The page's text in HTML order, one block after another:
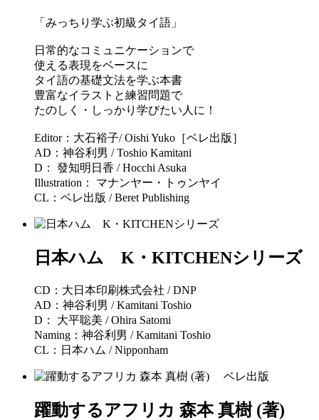
「みっちり学ぶ初級タイ語」
日常的なコミュニケーションで
使える表現をベースに
タイ語の基礎文法を学ぶ本書
豊富なイラストと練習問題で
たのしく・しっかり学びたい人に！
Editor：大石裕子/ Oishi Yuko［ベレ出版］
AD：神谷利男 / Toshio Kamitani
D： 發知明日香 / Hocchi Asuka
Illustration： マナンヤー・トゥンヤイ
CL：ベレ出版 / Beret Publishing
日本ハム K・KITCHENシリーズ
CD：大日本印刷株式会社 / DNP
AD：神谷利男 / Kamitani Toshio
D： 大平聡美 / Ohira Satomi
Naming：神谷利男 / Kamitani Toshio
CL：日本ハム / Nipponham
躍動するアフリカ 森本 真樹 (著)